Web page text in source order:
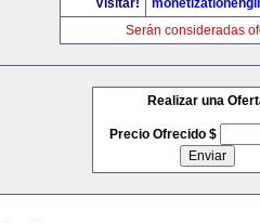
Visitar!
Serán consideradas
Realizar una
Precio Ofrecido $